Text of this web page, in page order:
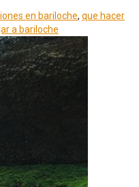
en bariloche, que hacer
a bariloche